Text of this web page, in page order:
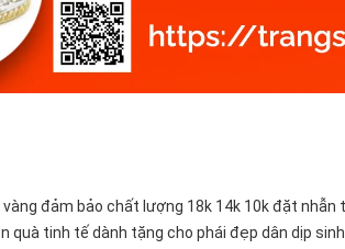
đảm bảo chất lượng 18k 14k 10k đặt nhẫn
quà tinh tế dành tặng cho phái đẹp dân dịp